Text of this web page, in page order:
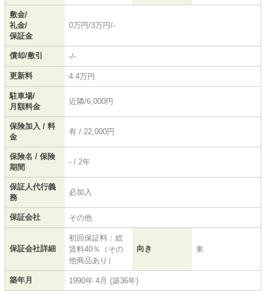
敷金/
礼金/
保証金
0万円/3万円/-
償却/敷引 -/-
更新料 4.4万円
駐車場/
月額料金
近隣/6,000円
保険加入 / 料
金
有 / 22,000円
保険名 / 保険
期間
- / 2年
保証人代行義
務
必加入
保証会社 その他
保証会社詳細
初回保証料：総
賃料40％（その
他商品あり）
向き 東
築年月 1990年 4月 (築36年)